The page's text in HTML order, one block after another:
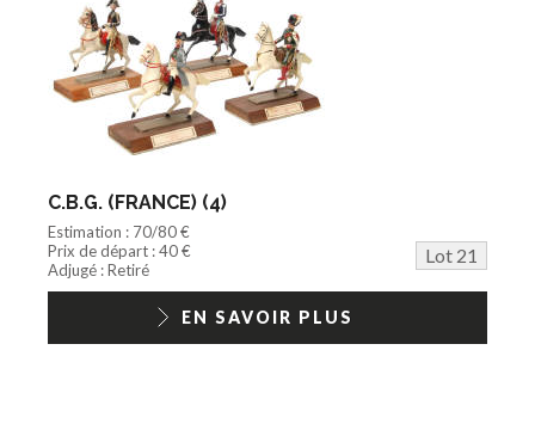
C.B.G. (FRANCE) (4)
Estimation : 70/80 €
Prix de départ : 40 €
Lot 21
Adjugé : Retiré
EN SAVOIR PLUS